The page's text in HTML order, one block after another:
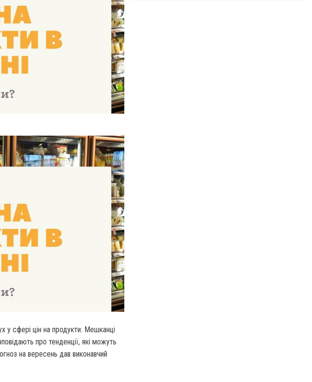
у сфері цін на продукти. Мешканці
про тенденції, які можуть
на вересень дав виконавчий